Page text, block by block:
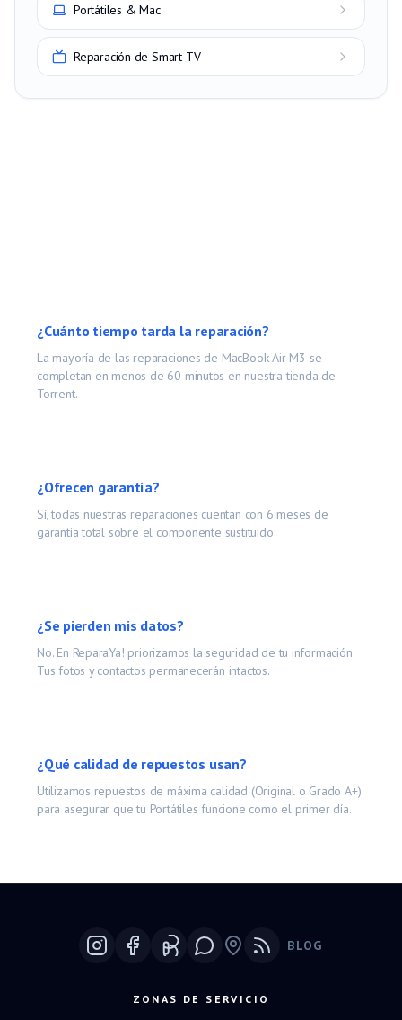
Portátiles & Mac
Reparación de Smart TV
¿Cuánto tiempo tarda la reparación?
La mayoría de las reparaciones de MacBook Air M3 se
completan en menos de 60 minutos en nuestra tienda de
Torrent.
¿Ofrecen garantía?
Sí, todas nuestras reparaciones cuentan con 6 meses de
garantía total sobre el componente sustituido.
¿Se pierden mis datos?
No. En ReparaYa! priorizamos la seguridad de tu información.
Tus fotos y contactos permanecerán intactos.
¿Qué calidad de repuestos usan?
Utilizamos repuestos de máxima calidad (Original o Grado A+)
para asegurar que tu Portátiles funcione como el primer día.
BLOG
ZONAS DE SERVICIO